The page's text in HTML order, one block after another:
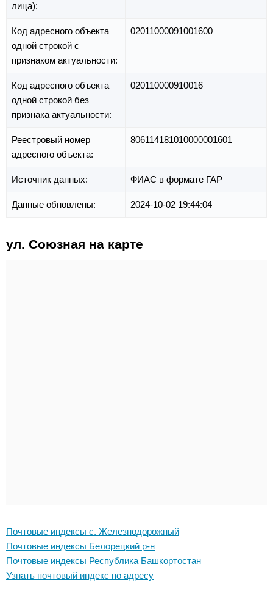
лица):
Код адресного объекта
одной строкой с
признаком актуальности:
02011000091001600
Код адресного объекта
одной строкой без
признака актуальности:
020110000910016
Реестровый номер
адресного объекта:
806114181010000001601
Источник данных: ФИАС в формате ГАР
Данные обновлены: 2024-10-02 19:44:04
ул. Союзная на карте
Почтовые индексы с. Железнодорожный
Почтовые индексы Белорецкий р-н
Почтовые индексы Республика Башкортостан
Узнать почтовый индекс по адресу